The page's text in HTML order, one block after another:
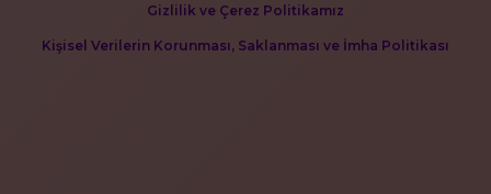
Gizlilik ve Çerez Politikamız
Kişisel Verilerin Korunması, Saklanması ve İmha Politikası